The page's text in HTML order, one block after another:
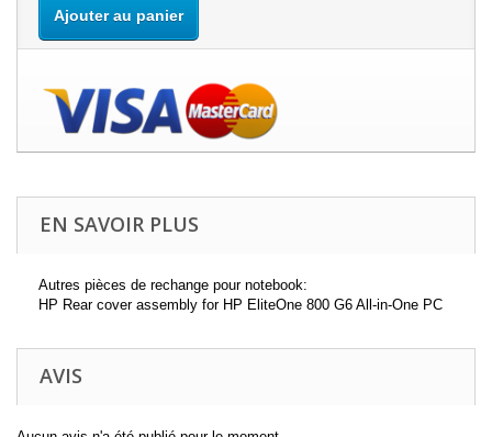
Ajouter au panier
EN SAVOIR PLUS
Autres pièces de rechange pour notebook:
HP Rear cover assembly for HP EliteOne 800 G6 All-in-One PC
AVIS